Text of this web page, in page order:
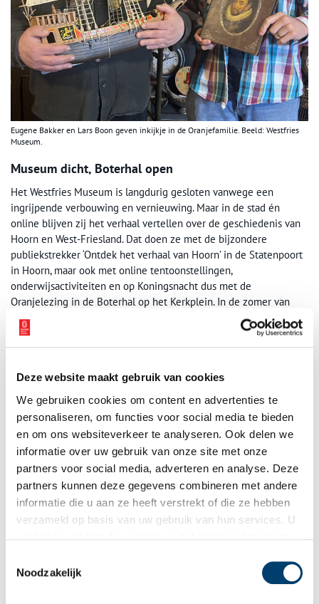
Deze website maakt gebruik van cookies
We gebruiken cookies om content en advertenties te
personaliseren, om functies voor social media te bieden
en om ons websiteverkeer te analyseren. Ook delen we
informatie over uw gebruik van onze site met onze
partners voor social media, adverteren en analyse. Deze
partners kunnen deze gegevens combineren met andere
informatie die u aan ze heeft verstrekt of die ze hebben
verzameld op basis van uw gebruik van hun services. U
Noodzakelijk
Eugene Bakker en Lars Boon geven inkijkje in de Oranjefamilie. Beeld: Westfries
Museum.
Museum dicht, Boterhal open
Het Westfries Museum is langdurig gesloten vanwege een
ingrijpende verbouwing en vernieuwing. Maar in de stad én
online blijven zij het verhaal vertellen over de geschiedenis van
Hoorn en West-Friesland. Dat doen ze met de bijzondere
publiekstrekker ‘Ontdek het verhaal van Hoorn’ in de Statenpoort
in Hoorn, maar ook met online tentoonstellingen,
onderwijsactiviteiten en op Koningsnacht dus met de
Oranjelezing in de Boterhal op het Kerkplein. In de zomer van
2024 wordt het leeggeruimde museumgebouw aan de Roode
Steen zelfs weer even geopend voor een unieke
Rembrandt-
expositie!
Oranjelezing met quiz (gratis)
De Boterhal
Kerkplein 39 Hoorn
Start 19.30, inloop vanaf 19.00 uur.
Bron: Westfries Museum
Publicatiedatum: 21/04/2024
Ontvang de nieuwsbrief